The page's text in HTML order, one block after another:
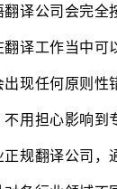
公司会完全
翻译工作当中可
现任何原则性
用担心影响到
规翻译公司，